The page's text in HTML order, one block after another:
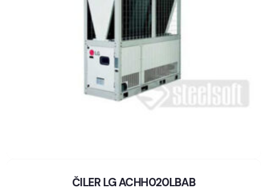
ČILER LG ACHH020LBAB